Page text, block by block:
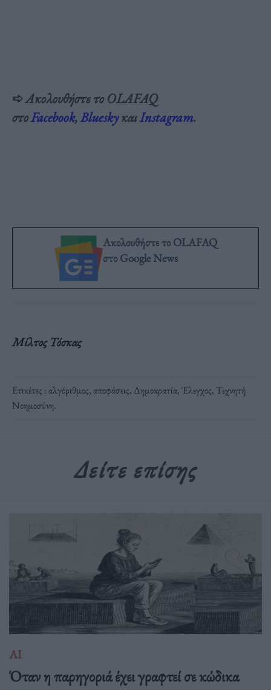
➪Ακολουθήστε το OLAFAQ
στοFacebook,BlueskyκαιInstagram.
Ακολουθήστε το OLAFAQ
στο Google News
Μίλτος Τόσκας
Ετικέτες :αλγόριθμος,αποφάσεις, Δημοκρατία,Έλεγχος, Τεχνητή
Νοημοσύνη.
Δείτε επίσης
ΑΙ
Όταν η παρηγοριά έχει γραφτεί σε κώδικα